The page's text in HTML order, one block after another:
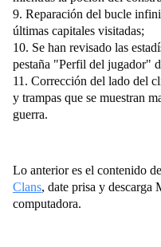
9. Reparación del bucle
últimas capitales visitadas;
10. Se han revisado las
pestaña "Perfil del jugador"
11. Corrección del lado del
y trampas que se muestran
guerra.
Lo anterior es el contenido de
Clans, date prisa y descarga
computadora.